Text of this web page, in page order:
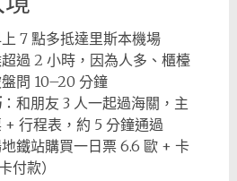
7 點多抵達里斯本機場
過 2 小時，因為人多、櫃檯
問 10–20 分鐘
：和朋友 3 人一起過海關，主
+ 行程表，約 5 分鐘通過
鐵站購買一日票 6.6 歐 + 卡
付款）